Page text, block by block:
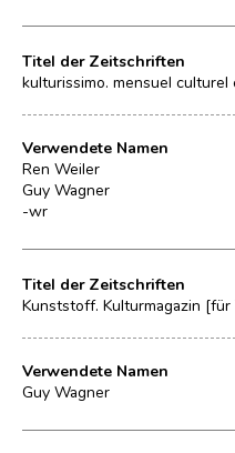
Titel der Zeitschriften
kulturissimo. mensuel
Verwendete Namen
Ren Weiler
Guy Wagner
-wr
Titel der Zeitschriften
Kunststoff. Kulturmagazin [für
Verwendete Namen
Guy Wagner